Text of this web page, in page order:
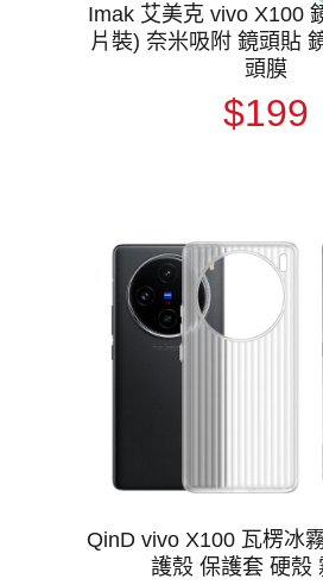
Imak 艾美克 vivo X100
片裝) 奈米吸附 鏡頭貼
頭膜
$199
QinD vivo X100 瓦楞冰
護殼 保護套 硬殼